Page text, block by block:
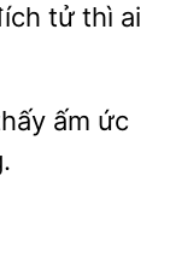
tử thì ai
ấm ức